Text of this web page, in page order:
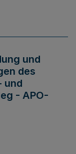
und
des
und
- APO-